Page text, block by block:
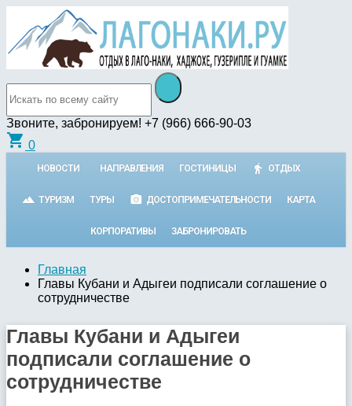
Звоните, забронируем! +7 (966) 666-90-03
shopping_cart 0
НОВОСТИ НАПРАВЛЕНИЯ ГОСТИНИЦЫ ОТДЫХ
ТУРИЗМ ТУРЫ ДОСТОПРИМЕЧАТЕЛЬНОСТИ КАРТА
КОРПОРАТИВЫ ЗАБРОНИРОВАТЬ
Главная
Главы Кубани и Адыгеи подписали соглашение о
сотрудничестве
Главы Кубани и Адыгеи
подписали соглашение о
сотрудничестве